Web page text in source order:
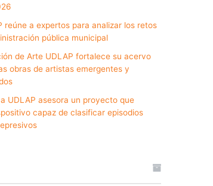
reúne a expertos para analizar los retos
pública municipal
de Arte UDLAP fortalece su acervo
obras de artistas emergentes y
UDLAP asesora un proyecto que
capaz de clasificar episodios